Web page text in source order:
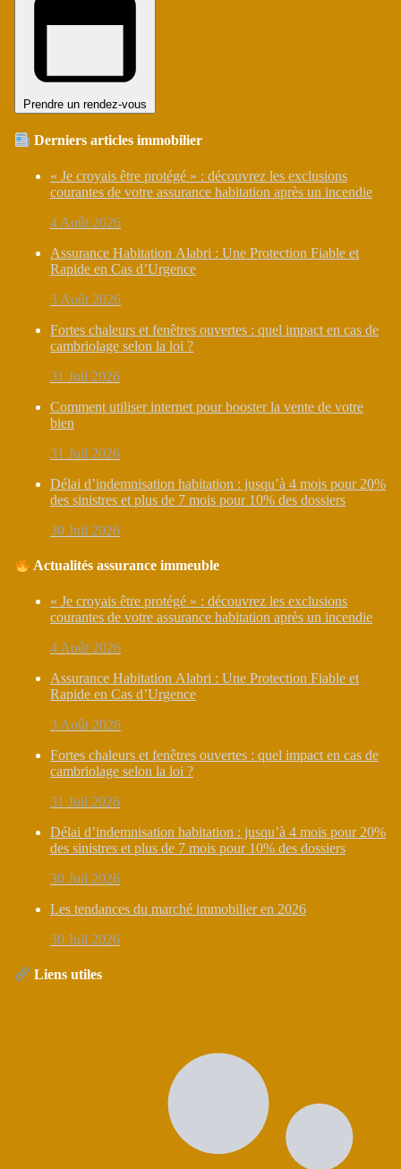
Prendre un rendez-vous
Derniers articles immobilier
« Je croyais être protégé » : découvrez les exclusions
courantes de votre assurance habitation après un incendie
4 Août 2026
Assurance Habitation Alabri : Une Protection Fiable et
Rapide en Cas d’Urgence
3 Août 2026
Fortes chaleurs et fenêtres ouvertes : quel impact en cas de
cambriolage selon la loi ?
31 Juil 2026
Comment utiliser internet pour booster la vente de votre
bien
31 Juil 2026
Délai d’indemnisation habitation : jusqu’à 4 mois pour 20%
des sinistres et plus de 7 mois pour 10% des dossiers
30 Juil 2026
Actualités assurance immeuble
« Je croyais être protégé » : découvrez les exclusions
courantes de votre assurance habitation après un incendie
4 Août 2026
Assurance Habitation Alabri : Une Protection Fiable et
Rapide en Cas d’Urgence
3 Août 2026
Fortes chaleurs et fenêtres ouvertes : quel impact en cas de
cambriolage selon la loi ?
31 Juil 2026
Délai d’indemnisation habitation : jusqu’à 4 mois pour 20%
des sinistres et plus de 7 mois pour 10% des dossiers
30 Juil 2026
Les tendances du marché immobilier en 2026
30 Juil 2026
Liens utiles